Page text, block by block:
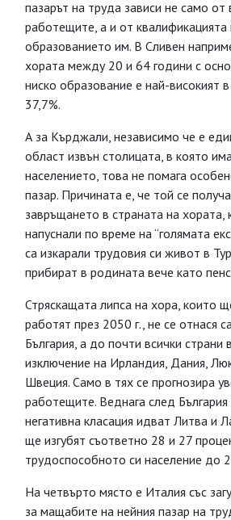
пазарът на труда зависи не само от
работещите, а и от квалификацията
образованието им. В Сливен
хората между 20 и 64 години с
ниско образование е най-високият
37,7%.
А за Кърджали, независимо че е
област извън столицата, в която
населението, това не помага
пазар. Причината е, че той се
завръщането в страната на хората,
напуснали по време на “голямата
са изкарали трудовия си живот в
прибират в родината вече като
Стряскащата липса на хора, които
работят през 2050 г., не се отнася
България, а до почти всички страни
изключение на Ирландия, Дания,
Швеция. Само в тях се прогнозира
работещите. Веднага след България
негативна класация идват Литва и
ще изгубят съответно 28 и 27
трудоспособното си население до
На четвърто място е Италия със
за мащабите на нейния пазар на